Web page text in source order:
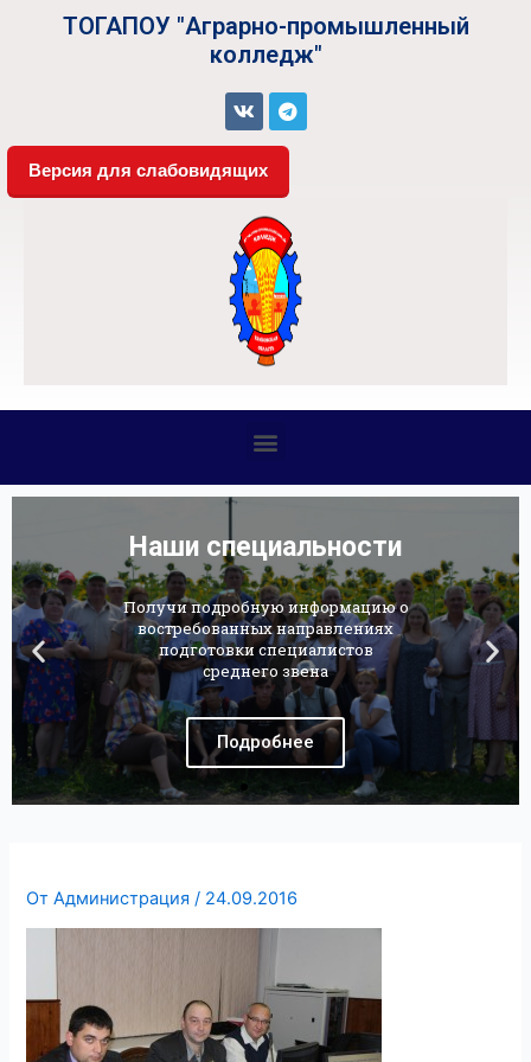
ТОГАПОУ "Аграрно-промышленный
колледж"
Версия для слабовидящих
Наши специальности
Получи подробную информацию о
востребованных направлениях
подготовки специалистов
среднего звена
Подробнее
От Администрация / 24.09.2016